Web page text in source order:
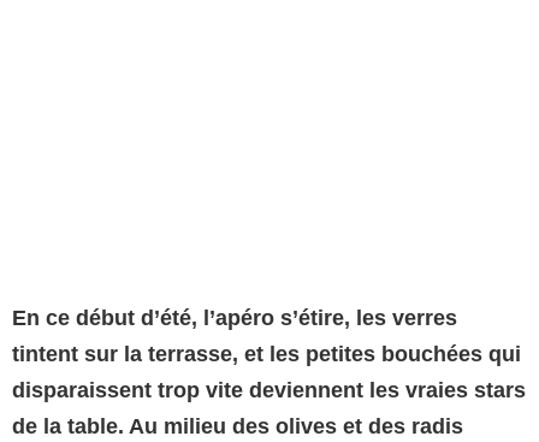
En ce début d’été, l’apéro s’étire, les verres
tintent sur la terrasse, et les petites bouchées qui
disparaissent trop vite deviennent les vraies stars
de la table. Au milieu des olives et des radis